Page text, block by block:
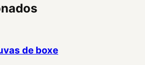
de boxe